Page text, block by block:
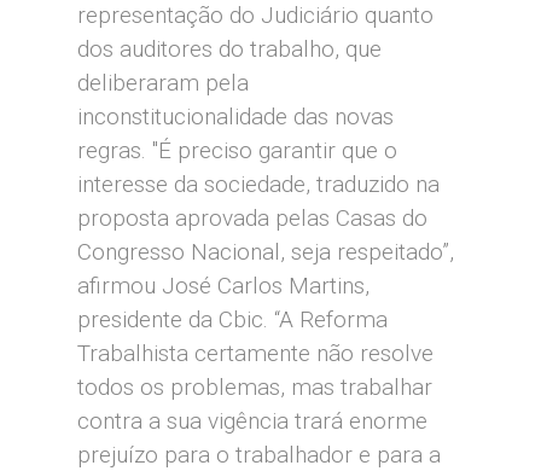
representação do Judiciário quanto
dos auditores do trabalho, que
deliberaram pela
inconstitucionalidade das novas
regras. "É preciso garantir que o
interesse da sociedade, traduzido na
proposta aprovada pelas Casas do
Congresso Nacional, seja respeitado”,
afirmou José Carlos Martins,
presidente da Cbic. “A Reforma
Trabalhista certamente não resolve
todos os problemas, mas trabalhar
contra a sua vigência trará enorme
prejuízo para o trabalhador e para a